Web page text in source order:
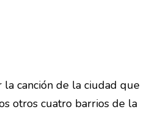
canción de la ciudad que
otros cuatro barrios de la